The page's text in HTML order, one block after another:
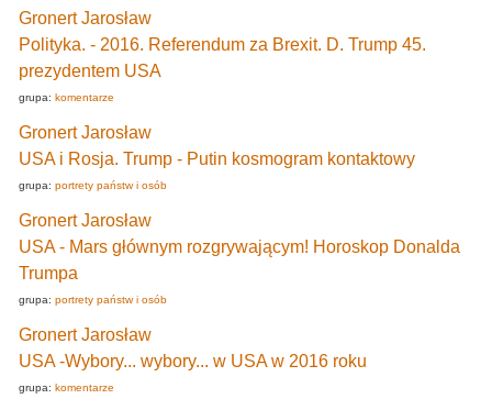
Gronert Jarosław
Polityka. - 2016. Referendum za Brexit. D. Trump 45.
prezydentem USA
grupa: komentarze
Gronert Jarosław
USA i Rosja. Trump - Putin kosmogram kontaktowy
grupa: portrety państw i osób
Gronert Jarosław
USA - Mars głównym rozgrywającym! Horoskop Donalda
Trumpa
grupa: portrety państw i osób
Gronert Jarosław
USA -Wybory... wybory... w USA w 2016 roku
grupa: komentarze